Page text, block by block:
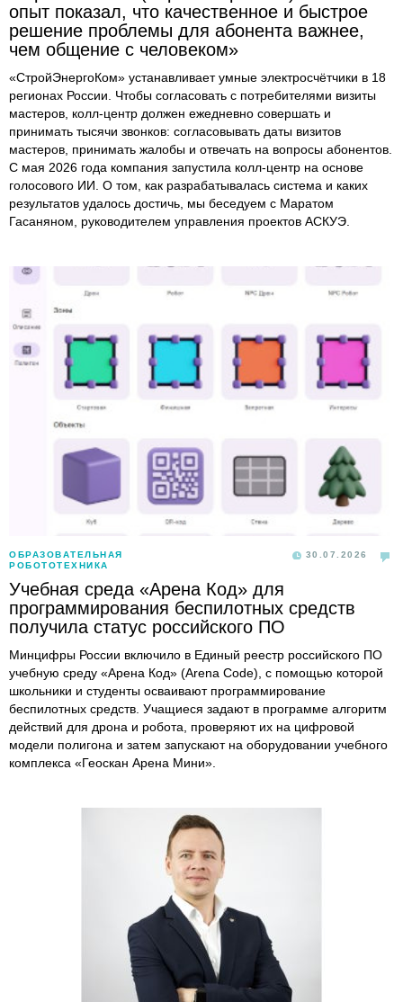
опыт показал, что качественное и быстрое
решение проблемы для абонента важнее,
чем общение с человеком»
«СтройЭнергоКом» устанавливает умные электросчётчики в 18
регионах России. Чтобы согласовать с потребителями визиты
мастеров, колл-центр должен ежедневно совершать и
принимать тысячи звонков: согласовывать даты визитов
мастеров, принимать жалобы и отвечать на вопросы абонентов.
С мая 2026 года компания запустила колл-центр на основе
голосового ИИ. О том, как разрабатывалась система и каких
результатов удалось достичь, мы беседуем с Маратом
Гасаняном, руководителем управления проектов АСКУЭ.
ОБРАЗОВАТЕЛЬНАЯ
РОБОТОТЕХНИКА
30.07.2026
Учебная среда «Арена Код» для
программирования беспилотных средств
получила статус российского ПО
Минцифры России включило в Единый реестр российского ПО
учебную среду «Арена Код» (Arena Code), с помощью которой
школьники и студенты осваивают программирование
беспилотных средств. Учащиеся задают в программе алгоритм
действий для дрона и робота, проверяют их на цифровой
модели полигона и затем запускают на оборудовании учебного
комплекса «Геоскан Арена Мини».